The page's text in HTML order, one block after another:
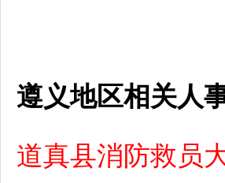
遵义地区相关人
道真县消防救员